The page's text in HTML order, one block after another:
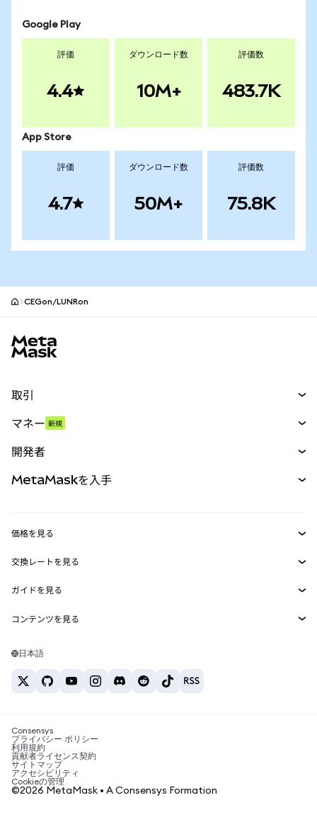
Google Play
評価
4.4
ダウンロード数
10M+
評価数
483.7K
App Store
評価
4.7
ダウンロード数
50M+
評価数
75.8K
CEGon/LUNRon
取引
パーペチュアル
RWA
マネー 新規
開発者
MetaMask Connect
Snaps
Web3サービス
MetaMaskを入手
セキュリティ
サポート
キャリア
お問い合わせ
価格を見る
イーサリアムの価格
Solanaの価格
Tetherの価格
交換レートを見る
ETH→USD
USDT→INR
BTC→INR
ETH→USDT
ガイドを見る
ETHの購入
USDTの購入
SHIBの購入
BNBの購入
コンテンツを見る
Solanaウォレット
税制関連ニュース
暗号資産の購入方法は？
ビットコインを売るには？
日本語
Consensys
プライバシー ポリシー
利用規約
貢献者ライセンス契約
サイトマップ
アクセシビリティ
Cookieの管理
©2026 MetaMask • A Consensys Formation